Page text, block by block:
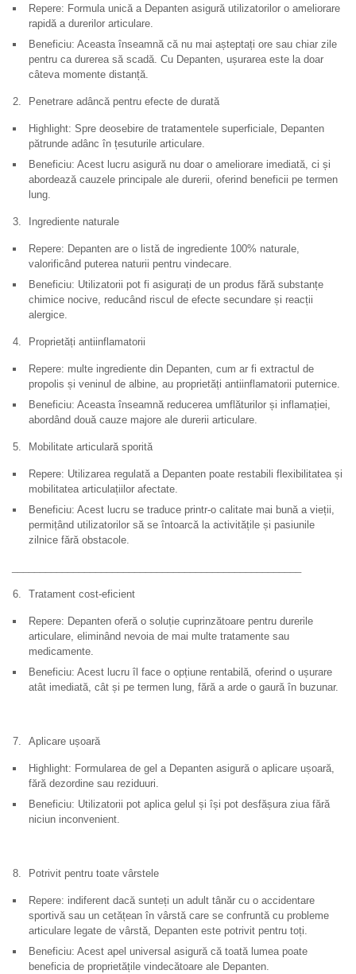
Repere: Formula unică a Depanten asigură utilizatorilor o ameliorare
rapidă a durerilor articulare.
Beneficiu: Aceasta înseamnă că nu mai așteptați ore sau chiar zile
pentru ca durerea să scadă. Cu Depanten, ușurarea este la doar
câteva momente distanță.
Penetrare adâncă pentru efecte de durată
Highlight: Spre deosebire de tratamentele superficiale, Depanten
pătrunde adânc în țesuturile articulare.
Beneficiu: Acest lucru asigură nu doar o ameliorare imediată, ci și
abordează cauzele principale ale durerii, oferind beneficii pe termen
lung.
Ingrediente naturale
Repere: Depanten are o listă de ingrediente 100% naturale,
valorificând puterea naturii pentru vindecare.
Beneficiu: Utilizatorii pot fi asigurați de un produs fără substanțe
chimice nocive, reducând riscul de efecte secundare și reacții
alergice.
Proprietăți antiinflamatorii
Repere: multe ingrediente din Depanten, cum ar fi extractul de
propolis și veninul de albine, au proprietăți antiinflamatorii puternice.
Beneficiu: Aceasta înseamnă reducerea umflăturilor și inflamației,
abordând două cauze majore ale durerii articulare.
Mobilitate articulară sporită
Repere: Utilizarea regulată a Depanten poate restabili flexibilitatea și
mobilitatea articulațiilor afectate.
Beneficiu: Acest lucru se traduce printr-o calitate mai bună a vieții,
permițând utilizatorilor să se întoarcă la activitățile și pasiunile
zilnice fără obstacole.
Tratament cost-eficient
Repere: Depanten oferă o soluție cuprinzătoare pentru durerile
articulare, eliminând nevoia de mai multe tratamente sau
medicamente.
Beneficiu: Acest lucru îl face o opțiune rentabilă, oferind o ușurare
atât imediată, cât și pe termen lung, fără a arde o gaură în buzunar.
Aplicare ușoară
Highlight: Formularea de gel a Depanten asigură o aplicare ușoară,
fără dezordine sau reziduuri.
Beneficiu: Utilizatorii pot aplica gelul și își pot desfășura ziua fără
niciun inconvenient.
Potrivit pentru toate vârstele
Repere: indiferent dacă sunteți un adult tânăr cu o accidentare
sportivă sau un cetățean în vârstă care se confruntă cu probleme
articulare legate de vârstă, Depanten este potrivit pentru toți.
Beneficiu: Acest apel universal asigură că toată lumea poate
beneficia de proprietățile vindecătoare ale Depanten.